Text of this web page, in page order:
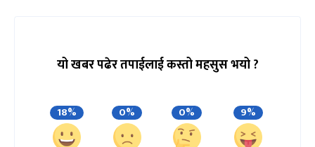
यो खबर पढेर तपाईलाई कस्तो महसुस भयो ?
18% 0% 0% 9%